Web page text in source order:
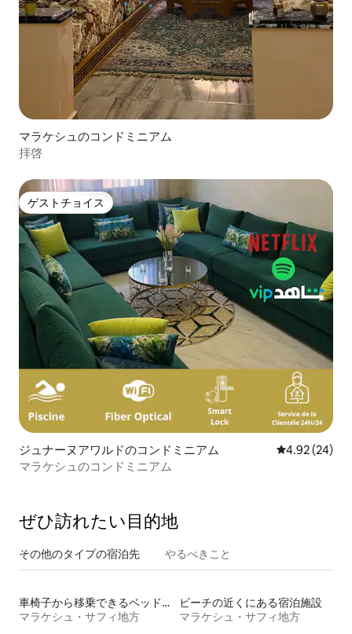
マラケシュのコンドミニアム
拝啓
ゲストチョイス
ゲストチョイス
ジュナーヌアワルドのコンドミニアム レビュー24
4.92 (24)
マラケシュのコンドミニアム
ぜひ訪⁠れ⁠た⁠い目⁠的⁠地
その他のタ⁠イ⁠プ⁠の宿⁠泊⁠先 やるべきこと
車椅子から移乗できるベッドがある宿泊施設
マラケシュ・サフィ地方
ビーチの近くにある宿泊施設
マラケシュ・サフィ地方